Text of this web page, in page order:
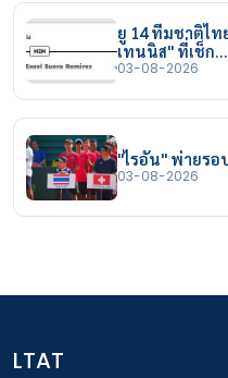
ยู 14 ทีมชาติไท
เทนนิส" ที่เช็ก…
03-08-2026
"ไรอัน" พ่ายรอ
03-08-2026
LTAT